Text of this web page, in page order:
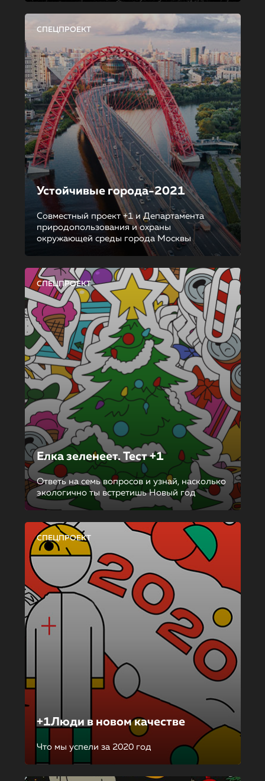
СПЕЦПРОЕКТ
Устойчивые города-2021
Совместный проект +1 и Департамента
природопользования и охраны
окружающей среды города Москвы
СПЕЦПРОЕКТ
Елка зеленеет. Тест +1
Ответь на семь вопросов и узнай, насколько
экологично ты встретишь Новый год
СПЕЦПРОЕКТ
+1Люди в новом качестве
Что мы успели за 2020 год